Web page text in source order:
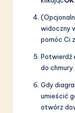
widoczny
pomóc Ci
Potwierdź
do chmury.
Gdy
umieścić
otwórz